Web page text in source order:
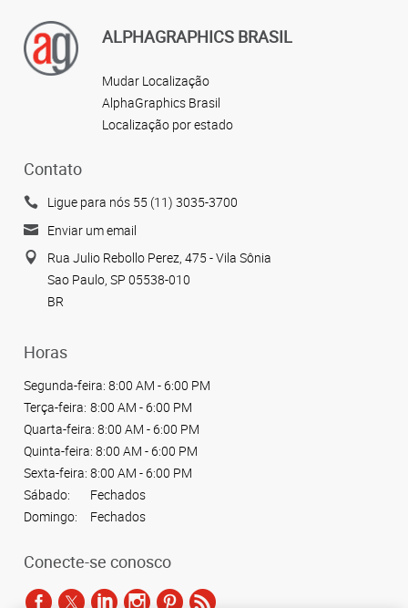
ALPHAGRAPHICS BRASIL
Mudar Localização
AlphaGraphics Brasil
Localização por estado
Contato
Ligue para nós 55 (11) 3035-3700
Enviar um email
Rua Julio Rebollo Perez, 475 - Vila Sônia
Sao Paulo, SP 05538-010
BR
Horas
Segunda-feira: 8:00 AM - 6:00 PM
Terça-feira: 8:00 AM - 6:00 PM
Quarta-feira: 8:00 AM - 6:00 PM
Quinta-feira: 8:00 AM - 6:00 PM
Sexta-feira: 8:00 AM - 6:00 PM
Sábado:
Fechados
Domingo:
Fechados
Conecte-se conosco